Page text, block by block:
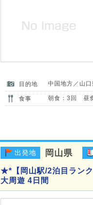
目的地 中国地方／山口
食事 朝食：3回 昼
出発地 岡山県
★*【岡山駅/2泊目ラン
大周遊 4日間